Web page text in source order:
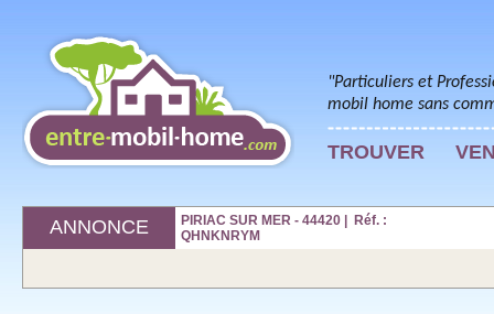
"Particuliers et
mobil home sans
TROUVER
ANNONCE
PIRIAC SUR MER - 44420 | Réf. :
QHNKNRYM